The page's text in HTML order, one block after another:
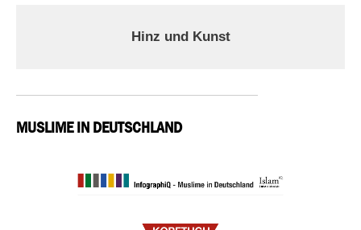
Hinz und Kunst
MUSLIME IN DEUTSCHLAND